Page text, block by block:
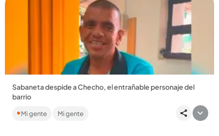
Sabaneta despide a Checho, el entrañable personaje del
barrio
tristeza colectiva entre muchos sabaneteños....
Mi gente Mi gente